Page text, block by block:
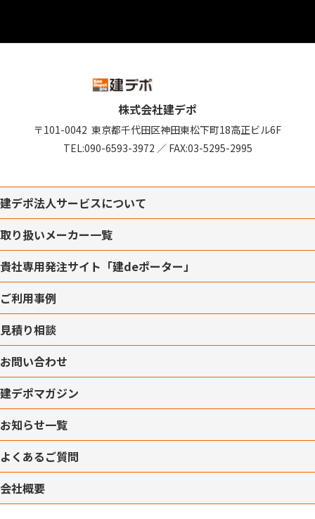
株式会社建デポ
〒101-0042 東京都千代田区神田東松下町18高正ビル6F
TEL:090-6593-3972 ／ FAX:03-5295-2995
建デポ法人サービスについて
取り扱いメーカー一覧
貴社専用発注サイト「建deポーター」
ご利用事例
見積り相談
お問い合わせ
建デポマガジン
お知らせ一覧
よくあるご質問
会社概要